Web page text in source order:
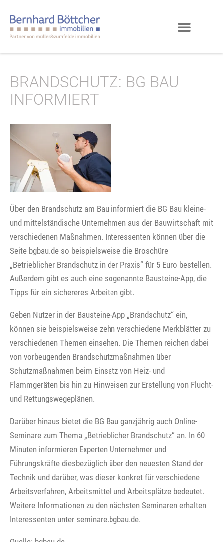
BRANDSCHUTZ: BG BAU
INFORMIERT
Über den Brandschutz am Bau informiert die BG Bau kleine-
und mittelständische Unternehmen aus der Bauwirtschaft mit
verschiedenen Maßnahmen. Interessenten können über die
Seite bgbau.de so beispielsweise die Broschüre
„Betrieblicher Brandschutz in der Praxis“ für 5 Euro bestellen.
Außerdem gibt es auch eine sogenannte Bausteine-App, die
Tipps für ein sichereres Arbeiten gibt.
Geben Nutzer in der Bausteine-App „Brandschutz“ ein,
können sie beispielsweise zehn verschiedene Merkblätter zu
verschiedenen Themen einsehen. Die Themen reichen dabei
von vorbeugenden Brandschutzmaßnahmen über
Schutzmaßnahmen beim Einsatz von Heiz- und
Flammgeräten bis hin zu Hinweisen zur Erstellung von Flucht-
und Rettungswegeplänen.
Darüber hinaus bietet die BG Bau ganzjährig auch Online-
Seminare zum Thema „Betrieblicher Brandschutz“ an. In 60
Minuten informieren Experten Unternehmer und
Führungskräfte diesbezüglich über den neuesten Stand der
Technik und darüber, was dieser konkret für verschiedene
Arbeitsverfahren, Arbeitsmittel und Arbeitsplätze bedeutet.
Weitere Informationen zu den nächsten Seminaren erhalten
Interessenten unter seminare.bgbau.de.